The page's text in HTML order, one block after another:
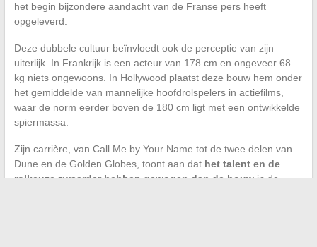
het begin bijzondere aandacht van de Franse pers heeft
opgeleverd.
Deze dubbele cultuur beïnvloedt ook de perceptie van zijn
uiterlijk. In Frankrijk is een acteur van 178 cm en ongeveer 68
kg niets ongewoons. In Hollywood plaatst deze bouw hem onder
het gemiddelde van mannelijke hoofdrolspelers in actiefilms,
waar de norm eerder boven de 180 cm ligt met een ontwikkelde
spiermassa.
Zijn carrière, van Call Me by Your Name tot de twee delen van
Dune en de Golden Globes, toont aan dat het talent en de
rolkeuze zwaarder hebben gewogen dan de bouwin de